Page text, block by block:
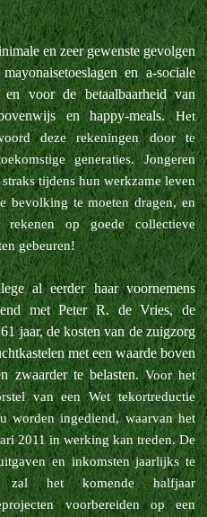
en zeer gewenste gevolgen
en a-sociale
voor de betaalbaarheid van
en happy-meals.Het
deze rekeningen door te
generaties. Jongeren
tijdens hun werkzame leven
bevolking te moeten dragen, en
op goede collectieve
gebeuren!
al eerder haar voornemens
met Peter R. de Vries, de
jaar, de kosten van de zuigzorg
met een waarde boven
zwaarder te belasten.Voor het
van een Wet tekortreductie
worden ingediend, waarvan het
2011 in werking kan treden. De
en inkomsten jaarlijks te
zal het komende halfjaar
voorbereiden op een